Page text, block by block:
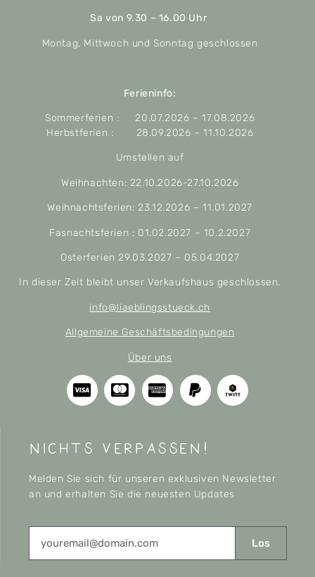
Sa von 9.30 – 16.00 Uhr
Montag, Mittwoch und Sonntag geschlossen
Ferieninfo:
Sommerferien : 20.07.2026 – 17.08.2026
Herbstferien : 28.09.2026 – 11.10.2026
Umstellen auf
Weihnachten: 22.10.2026-27.10.2026
Weihnachtsferien: 23.12.2026 – 11.01.2027
Fasnachtsferien : 01.02.2027 – 10.2.2027
Osterferien 29.03.2027 – 05.04.2027
In dieser Zeit bleibt unser Verkaufshaus geschlossen.
info@liaeblingsstueck.ch
Allgemeine Geschäftsbedingungen
Über uns
nichts verpassen!
Melden Sie sich für unseren exklusiven Newsletter
an und erhalten Sie die neuesten Updates
Los